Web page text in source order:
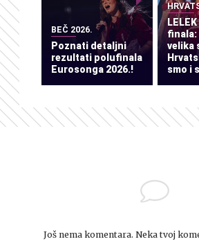
BEČ 2026.
Poznati detaljni
rezultati polufinala
Eurosonga 2026.!
finala:
velika
smo i
Još nema komentara. Neka tvoj